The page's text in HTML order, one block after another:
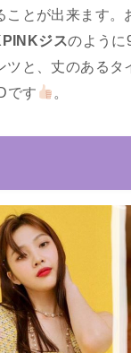
ことが出来ます。
ジスのように
ツと、丈のあるタ
です
。